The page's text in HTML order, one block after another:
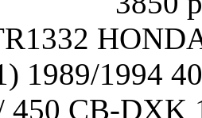
1989/1994
450 CB-DXK